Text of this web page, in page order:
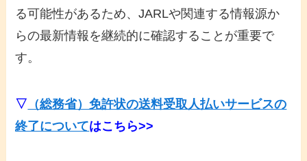
る可能性があるため、JARLや関連する情報源か
らの最新情報を継続的に確認することが重要で
す。
▽ （総務省）免許状の送料受取人払いサービスの
終了についてはこちら>>